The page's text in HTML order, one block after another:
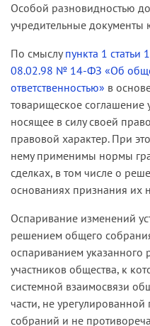
Особой разновидностью
учредительные документы
По смыслупункта 1 статьи
08.02.98 № 14-ФЗ «Об
ответственностью» в
товарищеское соглашение
носящее в силу своей
правовой характер. При
нему применимы нормы
сделках, в том числе о
основаниях признания их
Оспаривание изменений
решением общего
оспариванием
участников общества, к
системной взаимосвязи
части, не
собраний и не